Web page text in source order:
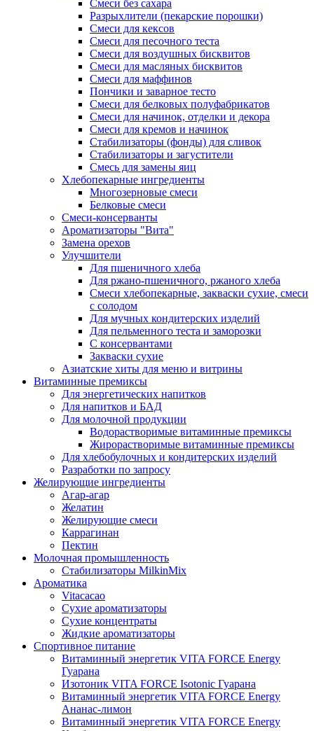
Смеси без сахара
Разрыхлители (пекарские порошки)
Смеси для кексов
Смеси для песочного теста
Смеси для воздушных бисквитов
Смеси для масляных бисквитов
Смеси для маффинов
Пончики и заварное тесто
Cмеси для белковых полуфабрикатов
Смеси для начинок, отделки и декора
Смеси для кремов и начинок
Стабилизаторы (фонды) для сливок
Стабилизаторы и загустители
Смесь для замены яиц
Хлебопекарные ингредиенты
Многозерновые смеси
Белковые смеси
Смеси-консерванты
Ароматизаторы "Вита"
Замена орехов
Улучшители
Для пшеничного хлеба
Для ржано-пшеничного, ржаного хлеба
Смеси хлебопекарные, закваски сухие, смеси
с солодом
Для мучных кондитерских изделий
Для пельменного теста и заморозки
С консервантами
Закваски сухие
Азиатские хиты для меню и витрины
Витаминные премиксы
Для энергетических напитков
Для напитков и БАД
Для молочной продукции
Водорастворимые витаминные премиксы
Жирорастворимые витаминные премиксы
Для хлебобулочных и кондитерских изделий
Разработки по запросу
Желирующие ингредиенты
Агар-агар
Желатин
Желирующие смеси
Каррагинан
Пектин
Молочная промышленность
Стабилизаторы MilkinMix
Ароматика
Vitacacao
Сухие ароматизаторы
Сухие концентраты
Жидкие ароматизаторы
Спортивное питание
Витаминный энергетик VITA FORCE Energy
Гуарана
Изотоник VITA FORCE Isotonic Гуарана
Витаминный энергетик VITA FORCE Energy
Ананас-лимон
Витаминный энергетик VITA FORCE Energy